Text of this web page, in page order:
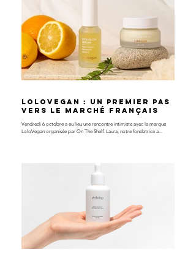
LoloVegan : un premier pas
vers le marché français
Vendredi 6 octobre a eu lieu une rencontre intimiste avec la marque
LoloVegan organisée par On The Shelf. Laura, notre fondatrice a...